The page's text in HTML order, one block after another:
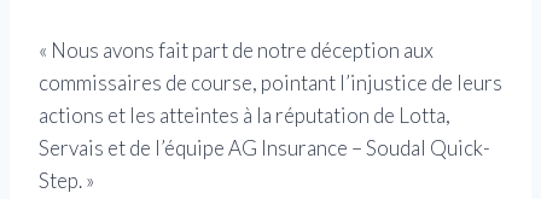
« Nous avons fait part de notre déception aux
commissaires de course, pointant l’injustice de leurs
actions et les atteintes à la réputation de Lotta,
Servais et de l’équipe AG Insurance – Soudal Quick-
Step. »